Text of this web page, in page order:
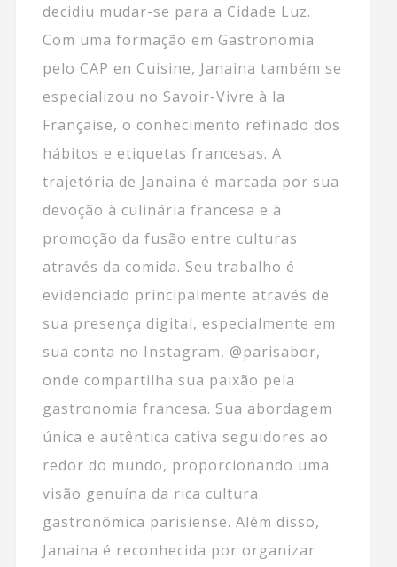
decidiu mudar-se para a Cidade Luz.
Com uma formação em Gastronomia
pelo CAP en Cuisine, Janaina também se
especializou no Savoir-Vivre à la
Française, o conhecimento refinado dos
hábitos e etiquetas francesas. A
trajetória de Janaina é marcada por sua
devoção à culinária francesa e à
promoção da fusão entre culturas
através da comida. Seu trabalho é
evidenciado principalmente através de
sua presença digital, especialmente em
sua conta no Instagram, @parisabor,
onde compartilha sua paixão pela
gastronomia francesa. Sua abordagem
única e autêntica cativa seguidores ao
redor do mundo, proporcionando uma
visão genuína da rica cultura
gastronômica parisiense. Além disso,
Janaina é reconhecida por organizar